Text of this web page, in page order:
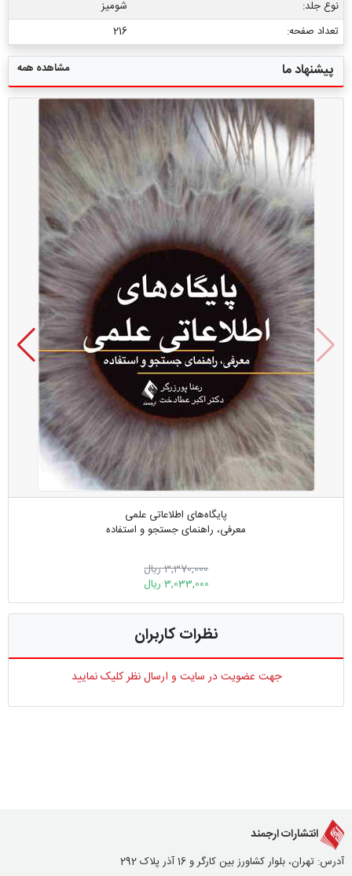
نوع جلد:
شومیز
تعداد صفحه:
216
پیشنهاد ما مشاهده همه
پایگاه‌های اطلاعاتی علمی
معرفی، راهنمای جستجو و استفاده
3,370,000 ریال
3,033,000 ریال
نظرات کاربران
جهت عضویت در سایت و ارسال نظر کلیک نمایید
انتشارات ارجمند
آدرس: تهران، بلوار کشاورز بین کارگر و 16 آذر پلاک 292